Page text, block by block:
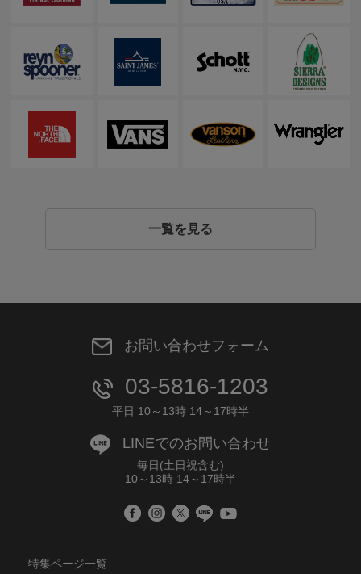
一覧を見る
お問い合わせフォーム
03-5816-1203
平日 10～13時 14～17時半
LINEでのお問い合わせ
毎日(土日祝含む)
10～13時 14～17時半
特集ページ一覧